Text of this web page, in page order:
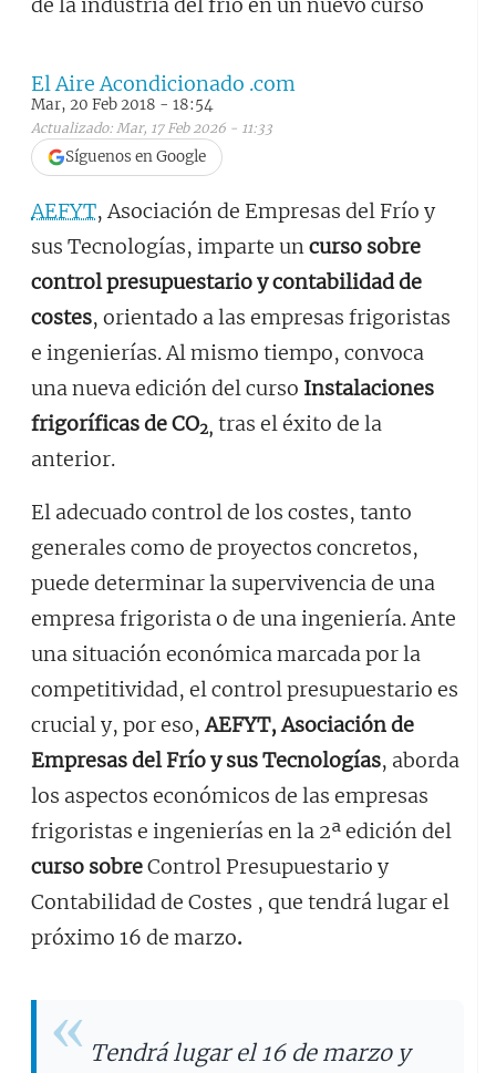
El Aire Acondicionado .com
Mar, 20 Feb 2018 - 18:54
Actualizado: Mar, 17 Feb 2026 - 11:33
Síguenos en Google
AEFYT, Asociación de Empresas del Frío y
sus Tecnologías, imparte uncurso sobre
control presupuestario y contabilidad de
costes, orientado a las empresas frigoristas
e ingenierías. Al mismo tiempo, convoca
una nueva edición del curso Instalaciones
frigoríficas de CO2, tras el éxito de la
anterior.
El adecuado control de los costes, tanto
generales como de proyectos concretos,
puede determinar la supervivencia de una
empresa frigorista o de una ingeniería. Ante
una situación económica marcada por la
competitividad, el control presupuestario es
crucial y, por eso,AEFYT, Asociación de
Empresas del Frío y sus Tecnologías, aborda
los aspectos económicos de las empresas
frigoristas e ingenierías en la 2ª edición del
curso sobreControl Presupuestario y
Contabilidad de Costes , que tendrá lugar el
próximo 16 de marzo.
Tendrá lugar el 16 de marzo y